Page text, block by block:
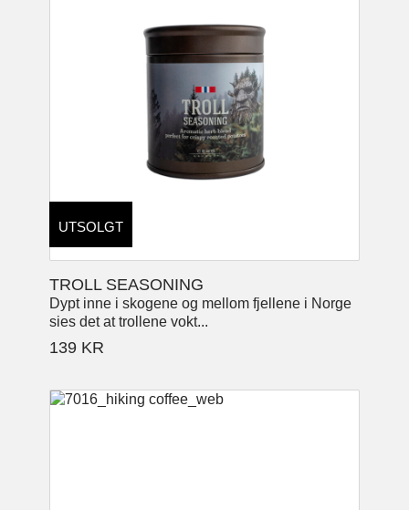
TROLL SEASONING
Dypt inne i skogene og mellom fjellene i Norge
sies det at trollene vokt...
139 KR
UTSOLGT